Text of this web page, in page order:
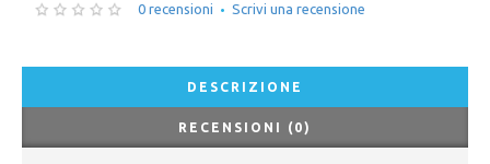
0 recensioni • Scrivi una recensione
DESCRIZIONE
RECENSIONI (0)